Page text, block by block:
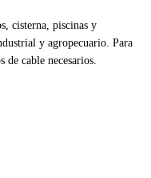
cisterna, piscinas y
y agropecuario. Para
de cable necesarios.